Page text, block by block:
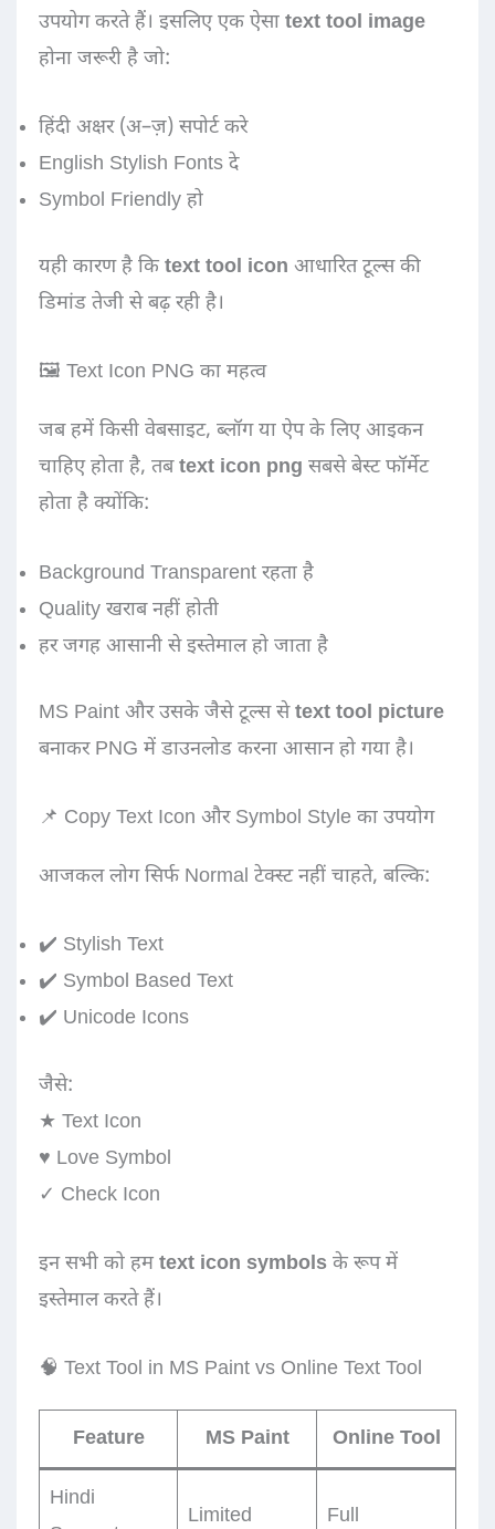
उपयोग करते हैं। इसलिए एक ऐसा text tool image
होना जरूरी है जो:
हिंदी अक्षर (अ–ज़) सपोर्ट करे
English Stylish Fonts दे
Symbol Friendly हो
यही कारण है कि text tool icon आधारित टूल्स की
डिमांड तेजी से बढ़ रही है।
🖼️ Text Icon PNG का महत्व
जब हमें किसी वेबसाइट, ब्लॉग या ऐप के लिए आइकन
चाहिए होता है, तबtext icon png सबसे बेस्ट फॉर्मेट
होता है क्योंकि:
Background Transparent रहता है
Quality खराब नहीं होती
हर जगह आसानी से इस्तेमाल हो जाता है
MS Paint और उसके जैसे टूल्स सेtext tool picture
बनाकर PNG में डाउनलोड करना आसान हो गया है।
📌 Copy Text Icon और Symbol Style का उपयोग
आजकल लोग सिर्फ Normal टेक्स्ट नहीं चाहते, बल्कि:
✔️ Stylish Text
✔️ Symbol Based Text
✔️ Unicode Icons
जैसे:
★ Text Icon
♥ Love Symbol
✓ Check Icon
इन सभी को हम text icon symbols के रूप में
इस्तेमाल करते हैं।
🧠 Text Tool in MS Paint vs Online Text Tool
Feature MS Paint Online Tool
Hindi
Limited Full